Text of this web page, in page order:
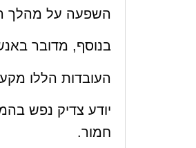
השפעה על מהלך
בנוסף, מדובר
העובדות הללו
יודע צדיק נפש
חמור.